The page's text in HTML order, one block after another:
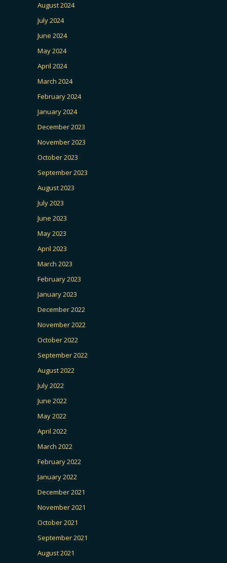
August 2024
July 2024
June 2024
May 2024
April 2024
March 2024
February 2024
January 2024
December 2023
November 2023
October 2023
September 2023
August 2023
July 2023
June 2023
May 2023
April 2023
March 2023
February 2023
January 2023
December 2022
November 2022
October 2022
September 2022
August 2022
July 2022
June 2022
May 2022
April 2022
March 2022
February 2022
January 2022
December 2021
November 2021
October 2021
September 2021
August 2021